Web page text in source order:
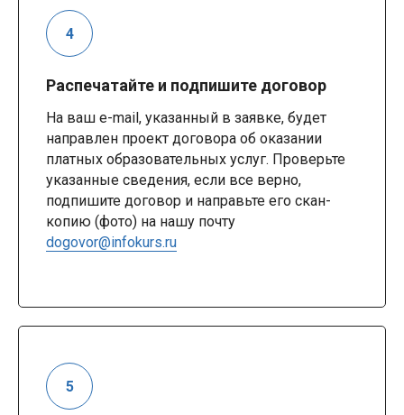
Распечатайте и подпишите договор
На ваш e-mail, указанный в заявке, будет
направлен проект договора об оказании
платных образовательных услуг. Проверьте
указанные сведения, если все верно,
подпишите договор и направьте его скан-
копию (фото) на нашу почту
dogovor@infokurs.ru